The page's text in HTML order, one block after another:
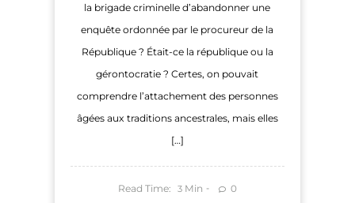
la brigade criminelle d’abandonner une
enquête ordonnée par le procureur de la
République ? Était-ce la république ou la
gérontocratie ? Certes, on pouvait
comprendre l’attachement des personnes
âgées aux traditions ancestrales, mais elles
[…]
Read Time: 3 Min 0